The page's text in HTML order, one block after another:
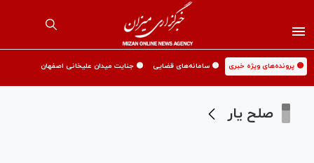
🟡 پرونده‌های ویژه خبری 🟡 سامانه‌های قضایی 🟡 جنایت میدان علیخانی اصفهان
صلح یار